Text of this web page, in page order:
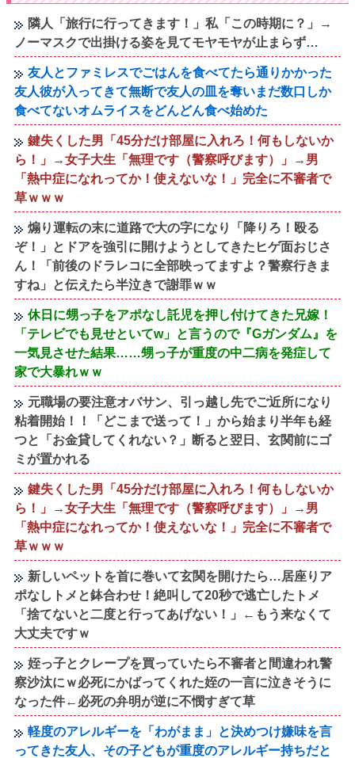
隣人「旅行に行ってきます！」私「この時期に？」→
ノーマスクで出掛ける姿を見てモヤモヤが止まらず…
友人とファミレスでごはんを食べてたら通りかかった
友人彼が入ってきて無断で友人の皿を奪いまだ数口しか
食べてないオムライスをどんどん食べ始めた
鍵失くした男「45分だけ部屋に入れろ！何もしないか
ら！」→女子大生「無理です（警察呼びます）」→男
「熱中症になれってか！使えないな！」完全に不審者で
草ｗｗｗ
煽り運転の末に道路で大の字になり「降りろ！殴る
ぞ！」とドアを強引に開けようとしてきたヒゲ面おじさ
ん！「前後のドラレコに全部映ってますよ？警察行きま
すね」と伝えたら半泣きで謝罪ｗｗ
休日に甥っ子をアポなし託児を押し付けてきた兄嫁！
「テレビでも見せといてw」と言うので『Gガンダム』を
一気見させた結果……甥っ子が重度の中二病を発症して
家で大暴れｗｗ
元職場の要注意オバサン、引っ越し先でご近所になり
粘着開始！！「どこまで送って！」から始まり半年も経
つと「お金貸してくれない？」断ると翌日、玄関前にゴ
ミが置かれる
鍵失くした男「45分だけ部屋に入れろ！何もしないか
ら！」→女子大生「無理です（警察呼びます）」→男
「熱中症になれってか！使えないな！」完全に不審者で
草ｗｗｗ
新しいペットを首に巻いて玄関を開けたら…居座りア
ポなしトメと鉢合わせ！絶叫して20秒で逃亡したトメ
「捨てないと二度と行ってあげない！」←もう来なくて
大丈夫ですｗ
姪っ子とクレープを買っていたら不審者と間違われ警
察沙汰にｗ必死にかばってくれた姪の一言に泣きそうに
なった件←必死の弁明が逆に不憫すぎて草
軽度のアレルギーを「わがまま」と決めつけ嫌味を言
ってきた友人、その子どもが重度のアレルギー持ちだと